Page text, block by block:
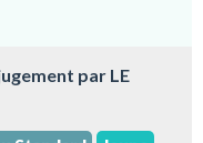
par LE